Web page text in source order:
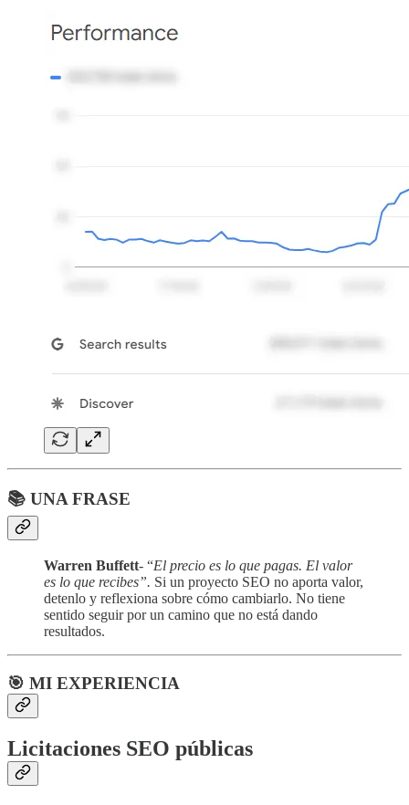
📚 UNA FRASE
Warren Buffett- “El precio es lo que pagas. El valor
es lo que recibes”. Si un proyecto SEO no aporta valor,
detenlo y reflexiona sobre cómo cambiarlo. No tiene
sentido seguir por un camino que no está dando
resultados.
🎯 MI EXPERIENCIA
Licitaciones SEO públicas